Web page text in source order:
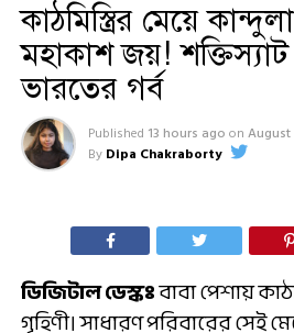
কাঠমিস্ত্রির মেয়ে
মহাকাশ জয়!
ভারতের গর্ব
Published 13 hours ago on August
By Dipa Chakraborty
ডিজিটাল ডেস্কঃবাবা পেশায়
গৃহিণী। সাধারণ পরিবারের সেই